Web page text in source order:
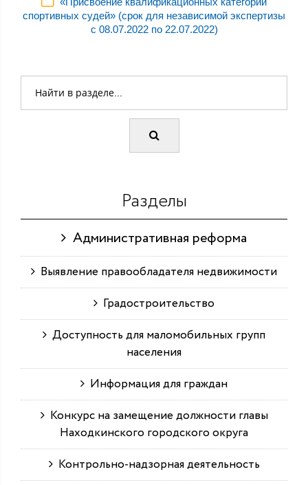
спортивных судей» (срок для независимой экспертизы
с 08.07.2022 по 22.07.2022)
Разделы
Административная реформа
Выявление правообладателя недвижимости
Градостроительство
Доступность для маломобильных групп
населения
Информация для граждан
Конкурс на замещение должности главы
Находкинского городского округа
Контрольно-надзорная деятельность